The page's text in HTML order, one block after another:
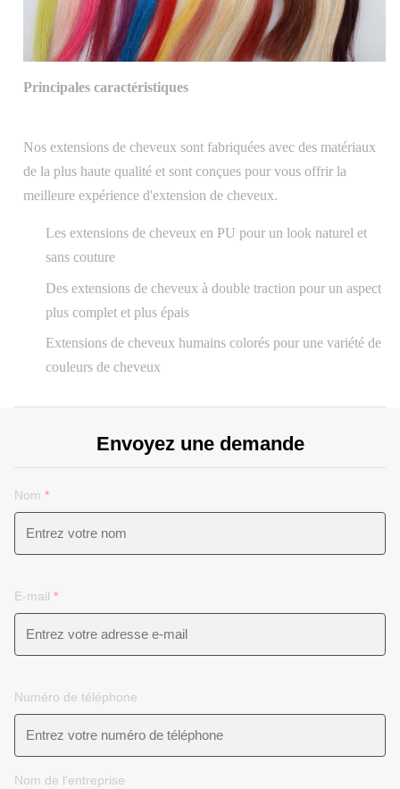
Principales caractéristiques
Nos extensions de cheveux sont fabriquées avec des matériaux
de la plus haute qualité et sont conçues pour vous offrir la
meilleure expérience d'extension de cheveux.
Les extensions de cheveux en PU pour un look naturel et
sans couture
Des extensions de cheveux à double traction pour un aspect
plus complet et plus épais
Extensions de cheveux humains colorés pour une variété de
couleurs de cheveux
Envoyez une demande
Nom *
E-mail *
Numéro de téléphone
Nom de l'entreprise